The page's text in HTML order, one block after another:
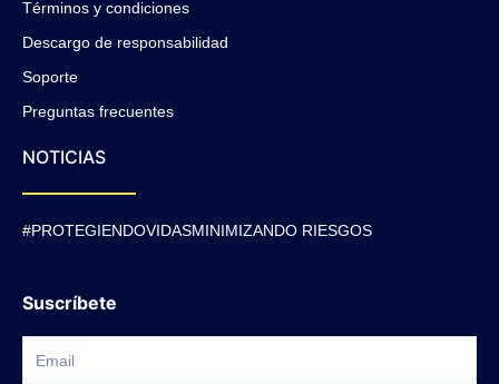
Términos y condiciones
Descargo de responsabilidad
Soporte
Preguntas frecuentes
NOTICIAS
#PROTEGIENDOVIDASMINIMIZANDO RIESGOS
Suscríbete